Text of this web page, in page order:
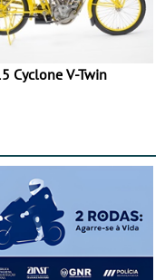
Cyclone V-Twin